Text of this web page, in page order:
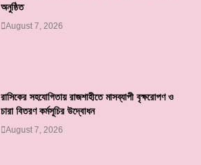
অনুষ্ঠিত
August 7, 2026
রাসিকের সহযোগিতায় রাজশাহীতে মাসব্যাপী বৃক্ষরোপণ ও
চারা বিতরণ কর্মসূচির উদ্বোধন
August 7, 2026